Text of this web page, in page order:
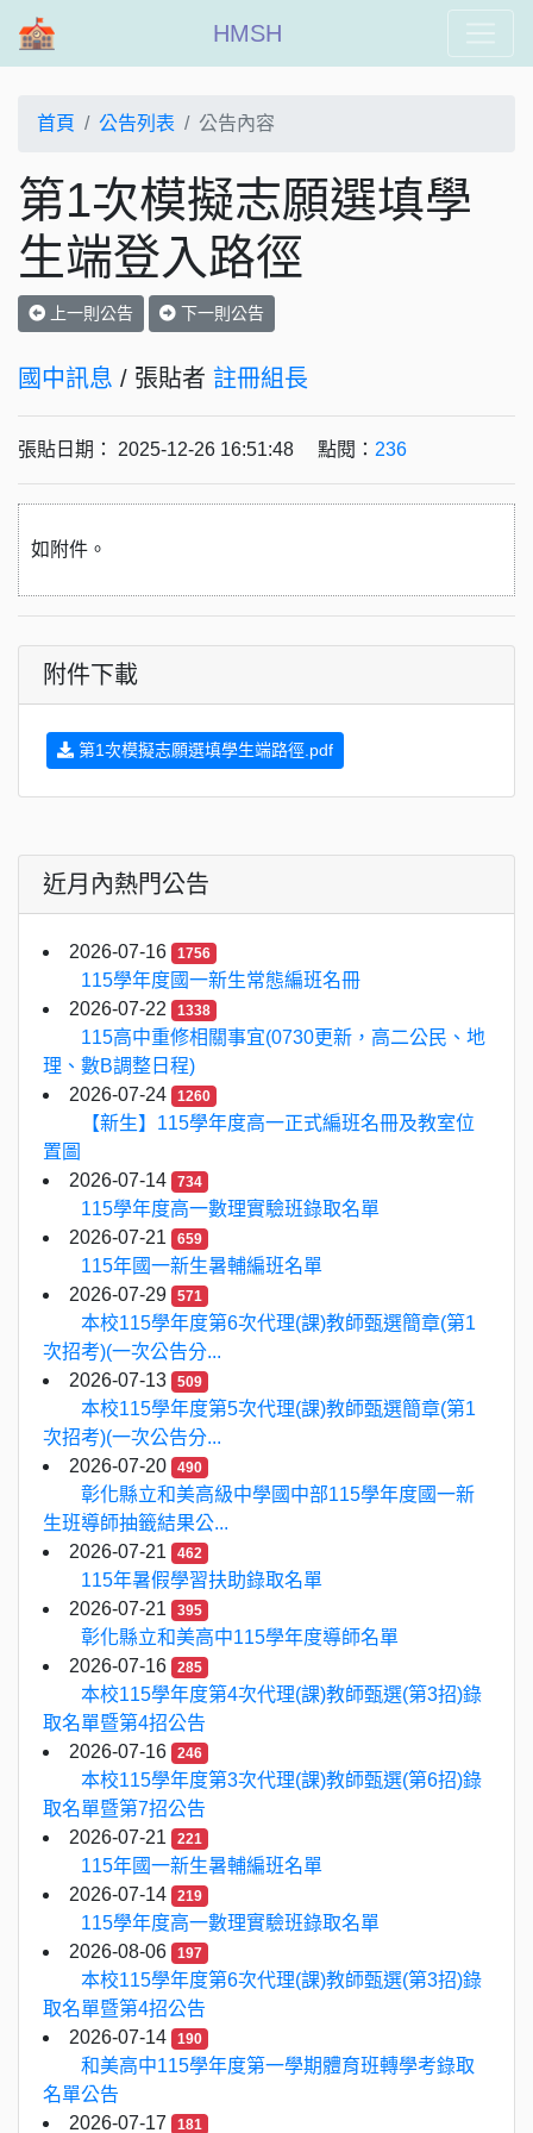
HMSH
首頁 公告列表 公告內容
第1次模擬志願選填學
生端登入路徑
上一則公告 下一則公告
國中訊息 / 張貼者 註冊組長
張貼日期： 2025-12-26 16:51:48 點閱： 236
如附件。
附件下載
第1次模擬志願選填學生端路徑.pdf
近月內熱門公告
2026-07-16 1756
115學年度國一新生常態編班名冊
2026-07-22
1338
115高中重修相關事宜(0730更新，高二公民、地
理、數B調整日程)
2026-07-24
1260
【新生】115學年度高一正式編班名冊及教室位
置圖
2026-07-14
734
115學年度高一數理實驗班錄取名單
2026-07-21
659
115年國一新生暑輔編班名單
2026-07-29
571
本校115學年度第6次代理(課)教師甄選簡章(第1
次招考)(一次公告分...
2026-07-13
509
本校115學年度第5次代理(課)教師甄選簡章(第1
次招考)(一次公告分...
2026-07-20
490
彰化縣立和美高級中學國中部115學年度國一新
生班導師抽籤結果公...
2026-07-21
462
115年暑假學習扶助錄取名單
2026-07-21
395
彰化縣立和美高中115學年度導師名單
2026-07-16
285
本校115學年度第4次代理(課)教師甄選(第3招)錄
取名單暨第4招公告
2026-07-16
246
本校115學年度第3次代理(課)教師甄選(第6招)錄
取名單暨第7招公告
2026-07-21
221
115年國一新生暑輔編班名單
2026-07-14
219
115學年度高一數理實驗班錄取名單
2026-08-06
197
本校115學年度第6次代理(課)教師甄選(第3招)錄
取名單暨第4招公告
2026-07-14
190
和美高中115學年度第一學期體育班轉學考錄取
名單公告
2026-07-17
181